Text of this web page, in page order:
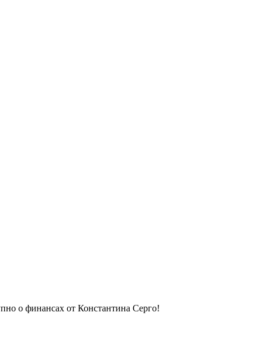
о финансах от Константина Серго!